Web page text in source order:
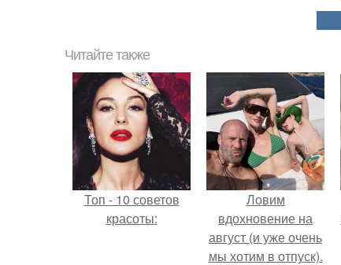
Читайте также
Топ - 10 советов
красоты:
Ловим
вдохновение на
август (и уже очень
мы хотим в отпуск).